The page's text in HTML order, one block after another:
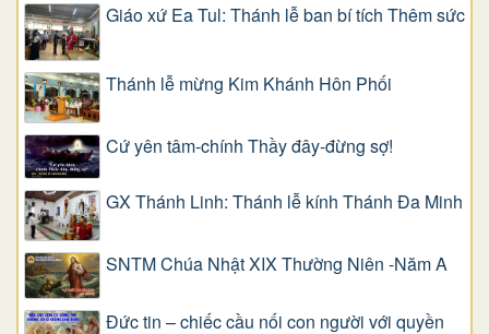
Giáo xứ Ea Tul: Thánh lễ ban bí tích Thêm sức
Thánh lễ mừng Kim Khánh Hôn Phối
Cứ yên tâm-chính Thầy đây-đừng sợ!
GX Thánh Linh: Thánh lễ kính Thánh Đa Minh
SNTM Chúa Nhật XIX Thường Niên -Năm A
Đức tin – chiếc cầu nối con người với quyền